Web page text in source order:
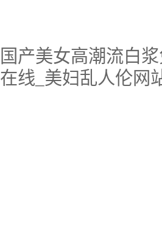
国产美女高潮流白
在线_美妇乱人伦网